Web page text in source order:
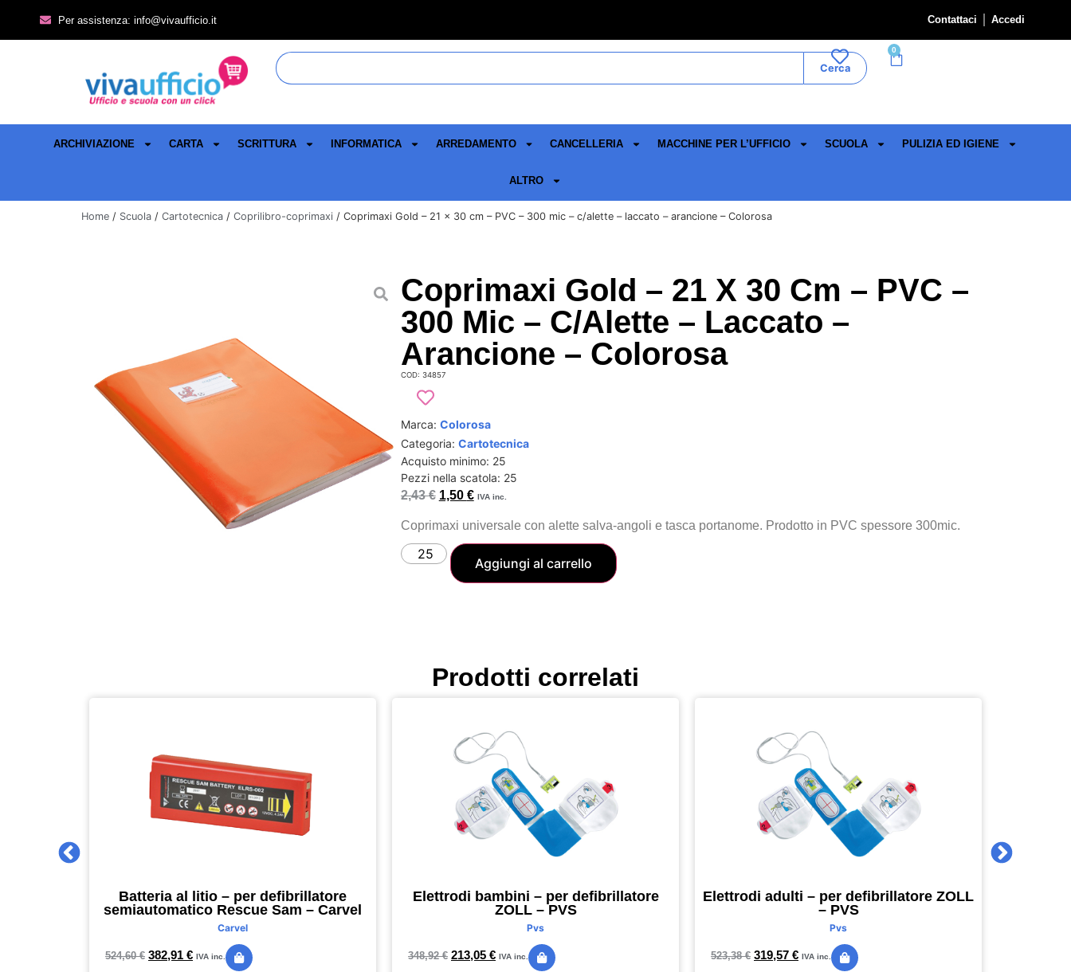
Per assistenza: info@vivaufficio.it Contattaci Accedi
Cerca
0
ARCHIVIAZIONE CARTA SCRITTURA INFORMATICA ARREDAMENTO CANCELLERIA MACCHINE PER L’UFFICIO SCUOLA PULIZIA ED IGIENE
ALTRO
Home / Scuola / Cartotecnica / Coprilibro-coprimaxi / Coprimaxi Gold – 21 x 30 cm – PVC – 300 mic – c/alette – laccato – arancione – Colorosa
Coprimaxi Gold – 21 X 30 Cm – PVC –
300 Mic – C/alette – Laccato –
Arancione – Colorosa
COD: 34857
Marca: Colorosa
Categoria: Cartotecnica
Acquisto minimo: 25
Pezzi nella scatola: 25
2,43€ 1,50 € IVA inc.
Coprimaxi universale con alette salva-angoli e tasca portanome. Prodotto in PVC spessore 300mic.
Aggiungi al carrello
Prodotti correlati
Batteria al litio – per defibrillatore
semiautomatico Rescue Sam – Carvel
Carvel
524,60€ 382,91 € IVA inc.
Elettrodi bambini – per defibrillatore
ZOLL – PVS
Pvs
348,92€ 213,05 € IVA inc.
Elettrodi adulti – per defibrillatore ZOLL
– PVS
Pvs
523,38€ 319,57 € IVA inc.